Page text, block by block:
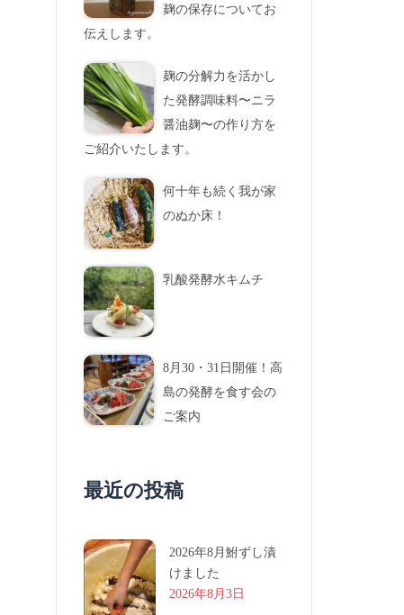
麹の保存についてお
伝えします。
麹の分解力を活かし
た発酵調味料〜ニラ
醤油麹〜の作り方を
ご紹介いたします。
何十年も続く我が家
のぬか床！
乳酸発酵水キムチ
8月30・31日開催！高
島の発酵を食す会の
ご案内
最近の投稿
2026年8月鮒ずし漬
けました
2026年8月3日